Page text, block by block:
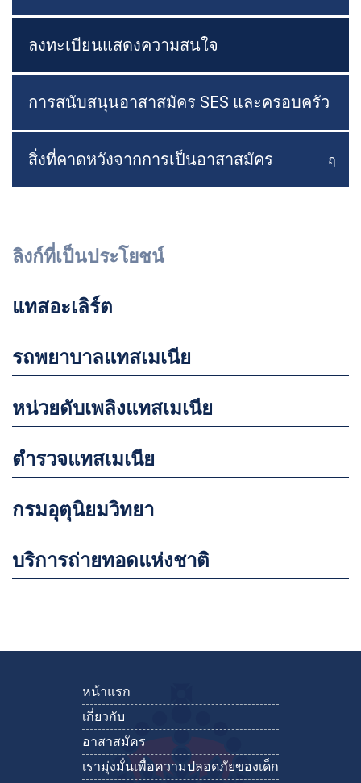
ลงทะเบียนแสดงความสนใจ
การสนับสนุนอาสาสมัคร SES และครอบครัว
สิ่งที่คาดหวังจากการเป็นอาสาสมัคร สลับ
ฤ
ลิงก์ที่เป็นประโยชน์
แทสอะเลิร์ต
รถพยาบาลแทสเมเนีย
หน่วยดับเพลิงแทสเมเนีย
ตำรวจแทสเมเนีย
กรมอุตุนิยมวิทยา
บริการถ่ายทอดแห่งชาติ
หน้าแรก
เกี่ยวกับ
อาสาสมัคร
เรามุ่งมั่นเพื่อความปลอดภัยของเด็ก